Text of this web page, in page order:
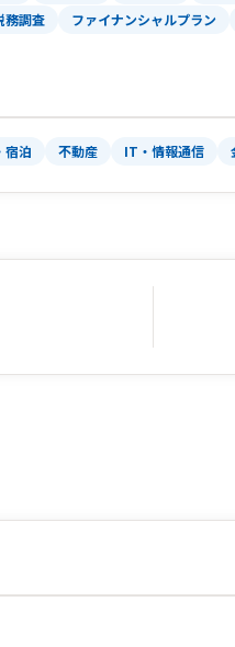
務調査 ファイナンシャルプラン
宿泊 不動産 IT・情報通信